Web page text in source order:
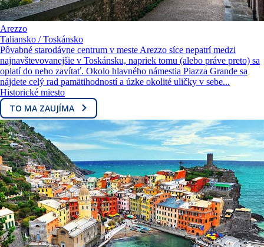
Arezzo
Taliansko / Toskánsko
Pôvabné starodávne centrum v meste Arezzo síce nepatrí medzi
najnavštevovanejšie v Toskánsku, napriek tomu (alebo práve preto) sa
oplatí do neho zavítať. Okolo hlavného námestia Piazza Grande sa
nájdete celý rad pamätihodností a úzke okolité uličky v sebe...
Historické miesto
TO MA ZAUJÍMA